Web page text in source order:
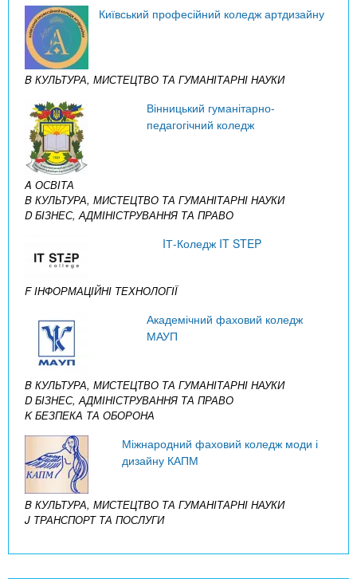
Київський професійний коледж артдизайну
B КУЛЬТУРА, МИСТЕЦТВО ТА ГУМАНІТАРНІ НАУКИ
Вінницький гуманітарно-
педагогічний коледж
A ОСВІТА
B КУЛЬТУРА, МИСТЕЦТВО ТА ГУМАНІТАРНІ НАУКИ
D БІЗНЕС, АДМІНІСТРУВАННЯ ТА ПРАВО
IТ-Коледж IT STEP
F ІНФОРМАЦІЙНІ ТЕХНОЛОГІЇ
Академічний фаховий коледж
МАУП
B КУЛЬТУРА, МИСТЕЦТВО ТА ГУМАНІТАРНІ НАУКИ
D БІЗНЕС, АДМІНІСТРУВАННЯ ТА ПРАВО
K БЕЗПЕКА ТА ОБОРОНА
Міжнародний фаховий коледж моди і
дизайну КАПМ
B КУЛЬТУРА, МИСТЕЦТВО ТА ГУМАНІТАРНІ НАУКИ
J ТРАНСПОРТ ТА ПОСЛУГИ